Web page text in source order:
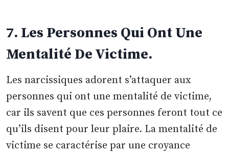
7. Les Personnes Qui Ont Une
Mentalité De Victime.
Les narcissiques adorent s’attaquer aux
personnes qui ont une mentalité de victime,
car ils savent que ces personnes feront tout ce
qu’ils disent pour leur plaire. La mentalité de
victime se caractérise par une croyance